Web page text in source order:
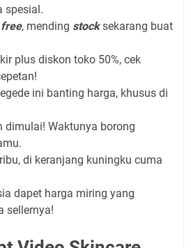
spesial.
, mending stocksekarang buat
plus diskon toko 50%, cek
ini banting harga, khusus di
dimulai! Waktunya borong
di keranjang kuningku cuma
dapet harga miring yang
sellernya!